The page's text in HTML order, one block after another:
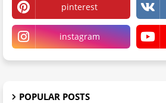
pinterest
instagram
POPULAR POSTS